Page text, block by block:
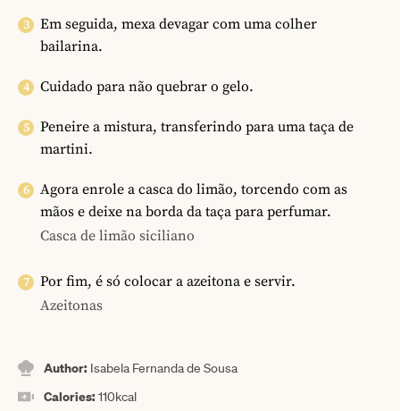
Em seguida, mexa devagar com uma colher
bailarina.
Cuidado para não quebrar o gelo.
Peneire a mistura, transferindo para uma taça de
martini.
Agora enrole a casca do limão, torcendo com as
mãos e deixe na borda da taça para perfumar.
Casca de limão siciliano
Por fim, é só colocar a azeitona e servir.
Azeitonas
Author: Isabela Fernanda de Sousa
Calories:110kcal